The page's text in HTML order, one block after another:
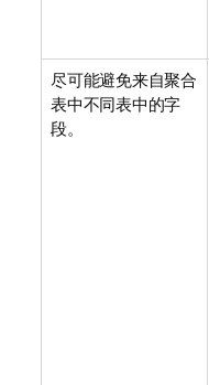
尽可能避免来自聚合
表中不同表中的字
段。